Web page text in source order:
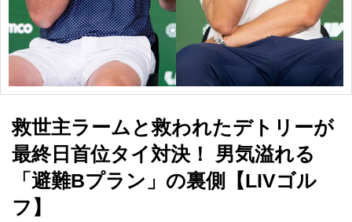
救世主ラームと救われたデトリーが
最終日首位タイ対決！ 男気溢れる
「避難Bプラン」の裏側【LIVゴル
フ】